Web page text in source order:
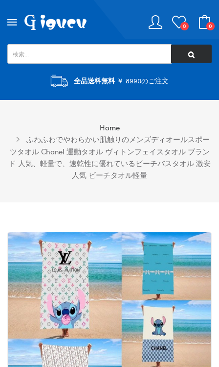
0 0
全品送料無料￥ 8990のご注文
Home
ふわふわでやわらかい肌触りのメンズディオールスポー
ツタオル Chanel 運動タオル ヴィトンフェイスタオル ブラン
ド 人気、軽量で、速乾性に優れているビーチバスタオル 激安
人気 ビーチタオル軽量